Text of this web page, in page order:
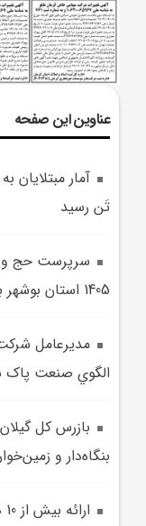
عناوین این صفحه
تَن رسيد
سرپرست حج و
1405 استان بوشهر براي ثبت‌نام مقدماتي اقدام کنند
مديرعامل
الگوي صنعت
بنگاه‌دار و